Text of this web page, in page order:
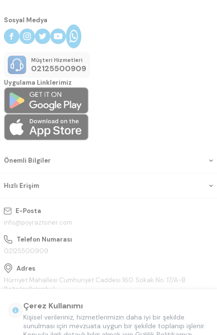
E-Posta
info@poyraztoner.com
Telefon Numarası
02125500909
Adres
Hürriyet Mahallesi Cumhuriyet Caddesi 160. Sokak No: 17/A-B
Bağcılar/İstanbul
Önemli Bilgiler
Hızlı Erişim
Sosyal Medya
Müşteri Hizmetleri
02125500909
Uygulama Linklerimiz
Çerez Kullanımı
Kişisel verileriniz, hizmetlerimizin daha iyi bir şekilde
sunulması için mevzuata uygun bir şekilde toplanıp işlenir.